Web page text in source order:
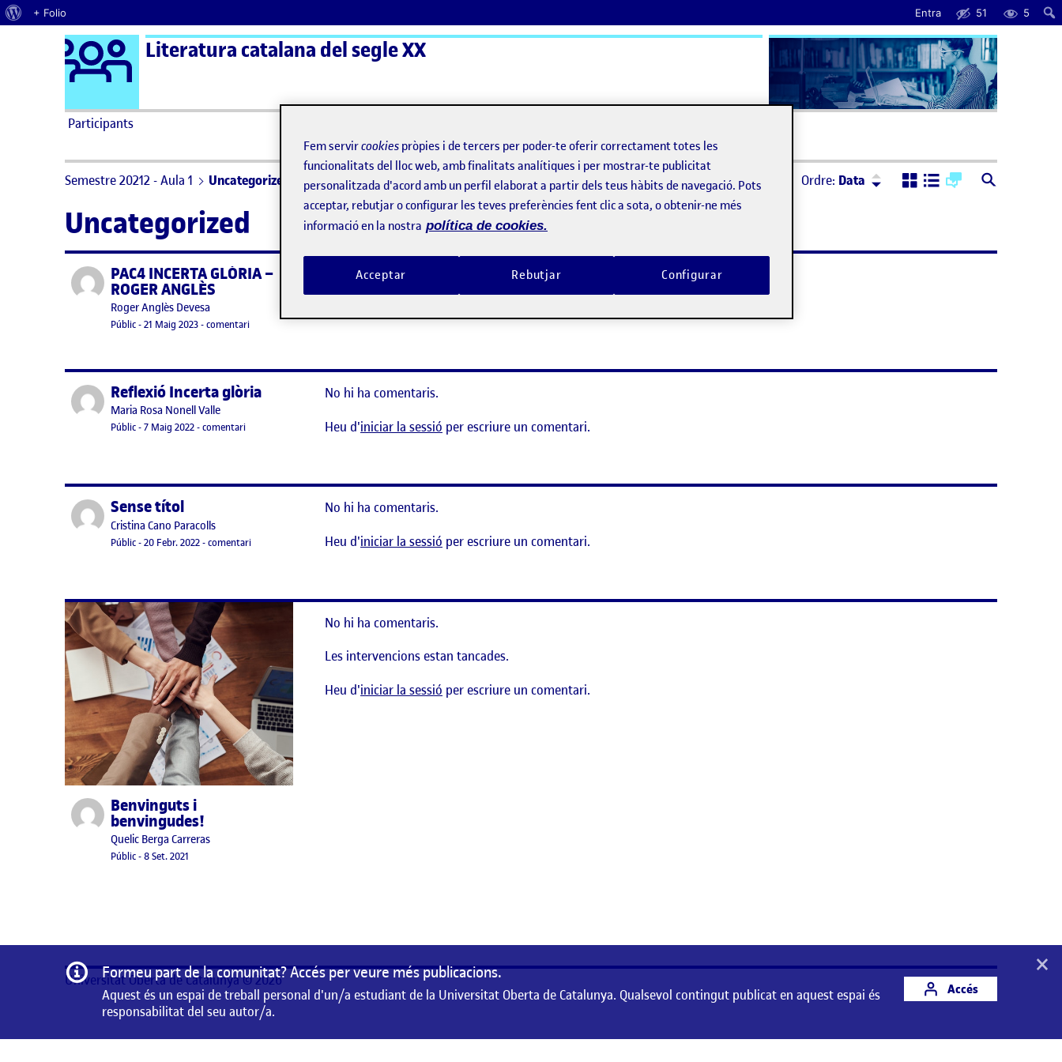
Quant al WordPress
+ Folio Entra 51 5
Saltar al contingut Logo Ágora
Literatura catalana del segle XX
Participants
Semestre 20212 - Aula 1 Uncategorized Ordre: Data Ordre: Descendent
Uncategorized
Publicat perPAC4 INCERTA GLÒRIA –
ROGER ANGLÈS
Publicat per
Roger Anglès Devesa
Visibilitat:
Públic-Data de publicació
21 Maig 20235 juny, 2023 7:55 pm
-comentariel PAC4 INCERTA GLÒRIA – ROGER ANGLÈS
No hi ha comentaris.
Publicat perReflexió Incerta glòria
Publicat per
Maria Rosa Nonell Valle
Visibilitat:
Públic-Data de publicació
7 Maig 2022-comentariel Reflexió Incerta glòria
No hi ha comentaris.
Heu d'iniciar la sessió per escriure un comentari.
Publicat perSense títol
Publicat per
Cristina Cano Paracolls
Visibilitat:
Públic-Data de publicació
20 Febr. 2022-comentariel Sense títol
No hi ha comentaris.
Heu d'iniciar la sessió per escriure un comentari.
Publicat perBenvinguts i
benvingudes!
Publicat per
Quelic Berga Carreras
Visibilitat:
Públic-Data de publicació
8 Set. 2021
No hi ha comentaris.
Les intervencions estan tancades.
Heu d'iniciar la sessió per escriure un comentari.
Informació
Formeu part de la comunitat? Accés per veure més publicacions.
Aquest és un espai de treball personal d'un/a estudiant de la Universitat Oberta de Catalunya. Qualsevol contingut publicat en aquest espai és
responsabilitat del seu autor/a.
Accés
×
Universitat Oberta de Catalunya © 2026
Fem servircookies pròpies i de tercers per poder-te oferir correctament totes les
funcionalitats del lloc web, amb finalitats analítiques i per mostrar-te publicitat
personalitzada d'acord amb un perfil elaborat a partir dels teus hàbits de navegació. Pots
acceptar, rebutjar o configurar les teves preferències fent clic a sota, o obtenir-ne més
informació en la nostra política de cookies.
Rebutjar
Acceptar Configurar